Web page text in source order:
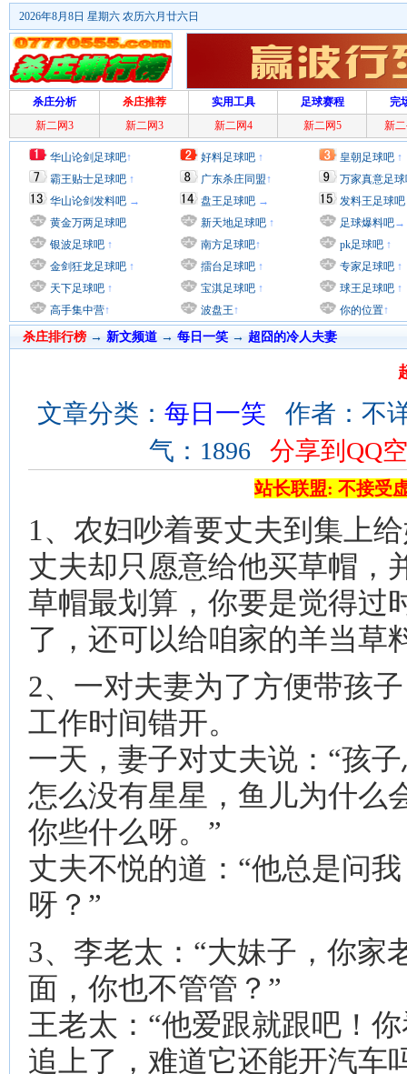
2026年8月8日 星期六 农历六月廿六日
杀庄分析 杀庄推荐 实用工具 足球赛程
完
新二网3
新二网3 新二网4 新二网5 新
华山论剑足球吧↑
霸王贴士足球吧 ↑
华山论剑发料吧 →
黄金万两足球吧
银波足球吧 ↑
金剑狂龙足球吧 ↑
天下足球吧 ↑
高手集中营↑
好料足球吧 ↑
广东杀庄同盟↑
盘王足球吧 →
新天地足球吧 ↑
南方足球吧↑
擂台足球吧 ↑
宝淇足球吧 ↑
波盘王↑
皇朝足球吧 ↑
万家真意足
发料王足球吧
足球爆料吧→
pk足球吧 ↑
专家足球吧 ↑
球王足球吧 ↑
你的位置↑
杀庄排行榜 → 新文频道→ 每日一笑 → 超囧的冷人夫妻
文章分类： 每日一笑 作者：不
气：1896 分享到QQ
站长联盟: 不接受
1、农妇吵着要丈夫到集上
丈夫却只愿意给他买草帽，
草帽最划算，你要是觉得过
了，还可以给咱家的羊当草
2、一对夫妻为了方便带孩
工作时间错开。
一天，妻子对丈夫说：“孩
怎么没有星星，鱼儿为什么
你些什么呀。”
丈夫不悦的道：“他总是问
呀？”
3、李老太：“大妹子，你家
面，你也不管管？”
王老太：“他爱跟就跟吧！
追上了，难道它还能开汽车